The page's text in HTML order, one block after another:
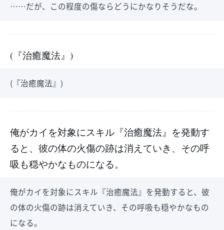
……だが、この程度の傷ならどうにかなりそうだな。
(『治癒魔法』)
(『治癒魔法』)
俺がカイを対象にスキル『治癒魔法』を発動す
ると、彼の体の火傷の跡は消えていき、その呼
吸も穏やかなものになる。
俺がカイを対象にスキル『治癒魔法』を発動すると、彼
の体の火傷の跡は消えていき、その呼吸も穏やかなもの
になる。